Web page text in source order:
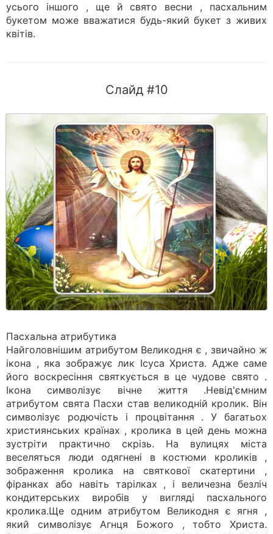
усього іншого , ще й свято весни , пасхальним
букетом може вважатися будь-який букет з живих
квітів.
Слайд #10
Пасхальна атрибутика
Найголовнішим атрибутом Великодня є , звичайно ж
ікона , яка зображує лик Ісуса Христа. Адже саме
його воскресіння святкується в це чудове свято .
Ікона символізує вічне життя .Невід'ємним
атрибутом свята Пасхи став великодній кролик. Він
символізує родючість і процвітання . У багатьох
християнських країнах , кролика в цей день можна
зустріти практично скрізь. На вулицях міста
веселяться люди одягнені в костюми кроликів ,
зображення кролика на святкової скатертини ,
фіранках або навіть тарілках , і величезна безліч
кондитерських виробів у вигляді пасхального
кролика.Ще одним атрибутом Великодня є ягня ,
який символізує Агнця Божого , тобто Христа.